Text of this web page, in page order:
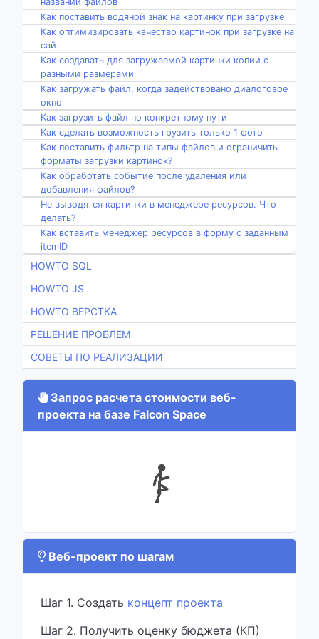
Как поставить водяной знак на картинку при загрузке
Как оптимизировать качество картинок при загрузке на
сайт
Как создавать для загружаемой картинки копии с
разными размерами
Как загружать файл, когда задействовано диалоговое
окно
Как загрузить файл по конкретному пути
Как сделать возможность грузить только 1 фото
Как поставить фильтр на типы файлов и ограничить
форматы загрузки картинок?
Как обработать событие после удаления или
добавления файлов?
Не выводятся картинки в менеджере ресурсов. Что
делать?
Как вставить менеджер ресурсов в форму с заданным
itemID
HOWTO SQL
HOWTO JS
HOWTO ВЕРСТКА
РЕШЕНИЕ ПРОБЛЕМ
СОВЕТЫ ПО РЕАЛИЗАЦИИ
Запрос расчета стоимости веб-
проекта на базе Falcon Space
Веб-проект по шагам
Шаг 1. Создать концепт проекта
Шаг 2. Получить оценку бюджета (КП)